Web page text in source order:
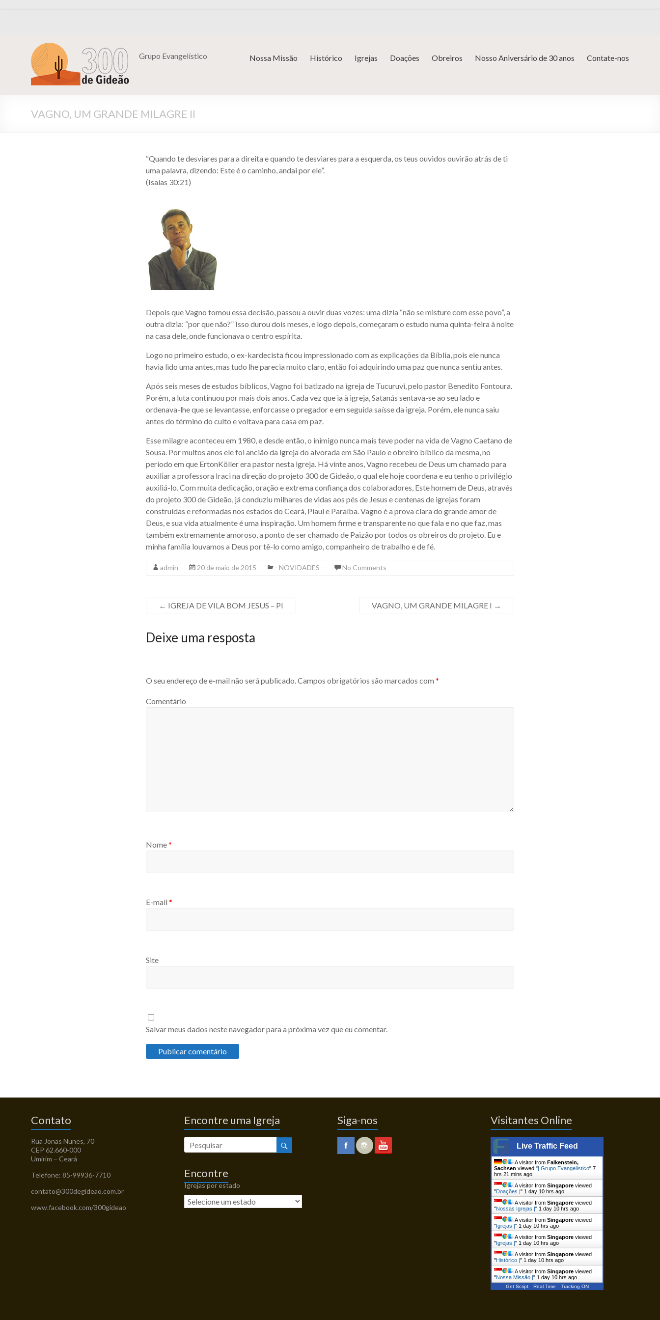
Grupo Evangelístico Nossa Missão Histórico Igrejas Doações Obreiros Nosso Aniversário de 30 anos Contate-nos
VAGNO, UM GRANDE MILAGRE II
“Quando te desviares para a direita e quando te desviares para a esquerda, os teus ouvidos ouvirão atrás de ti
uma palavra, dizendo: Este é o caminho, andai por ele”.
(Isaías 30:21)
Depois que Vagno tomou essa decisão, passou a ouvir duas vozes: uma dizia “não se misture com esse povo”, a
outra dizia: “por que não?” Isso durou dois meses, e logo depois, começaram o estudo numa quinta-feira à noite
na casa dele, onde funcionava o centro espírita.
Logo no primeiro estudo, o ex-kardecista ficou impressionado com as explicações da Bíblia, pois ele nunca
havia lido uma antes, mas tudo lhe parecia muito claro, então foi adquirindo uma paz que nunca sentiu antes.
Após seis meses de estudos bíblicos, Vagno foi batizado na igreja de Tucuruvi, pelo pastor Benedito Fontoura.
Porém, a luta continuou por mais dois anos. Cada vez que ia à igreja, Satanás sentava-se ao seu lado e
ordenava-lhe que se levantasse, enforcasse o pregador e em seguida saísse da igreja. Porém, ele nunca saiu
antes do término do culto e voltava para casa em paz.
Esse milagre aconteceu em 1980, e desde então, o inimigo nunca mais teve poder na vida de Vagno Caetano de
Sousa. Por muitos anos ele foi ancião da igreja do alvorada em São Paulo e obreiro bíblico da mesma, no
período em que ErtonKöller era pastor nesta igreja. Há vinte anos, Vagno recebeu de Deus um chamado para
auxiliar a professora Iraci na direção do projeto 300 de Gideão, o qual ele hoje coordena e eu tenho o privilégio
auxiliá-lo. Com muita dedicação, oração e extrema confiança dos colaboradores, Este homem de Deus, através
do projeto 300 de Gideão, já conduziu milhares de vidas aos pés de Jesus e centenas de igrejas foram
construídas e reformadas nos estados do Ceará, Piauí e Paraíba. Vagno é a prova clara do grande amor de
Deus, e sua vida atualmente é uma inspiração. Um homem firme e transparente no que fala e no que faz, mas
também extremamente amoroso, a ponto de ser chamado de Paizão por todos os obreiros do projeto. Eu e
minha família louvamos a Deus por tê-lo como amigo, companheiro de trabalho e de fé.
admin 20 de maio de 2015 - NOVIDADES - No Comments
← IGREJA DE VILA BOM JESUS – PI VAGNO, UM GRANDE MILAGRE I →
Deixe uma resposta
O seu endereço de e-mail não será publicado.Campos obrigatórios são marcados com *
Comentário
Nome*
E-mail *
Site
Salvar meus dados neste navegador para a próxima vez que eu comentar.
Contato
Rua Jonas Nunes, 70
CEP 62.660-000
Umirim – Ceará
Telefone: 85-99936-7710
contato@300degideao.com.br
www.facebook.com/300gideao
Encontre uma Igreja
Encontre
Igrejas por estado
Siga-nos Visitantes Online
Live Traffic Feed
A visitor from Falkenstein,
Sachsen viewed " | Grupo Evangelístico" 7
hrs 21 mins ago
A visitor from Singapore viewed
"Doações | " 1 day 10 hrs ago
A visitor from Singapore viewed
"Nossas Igrejas | " 1 day 10 hrs ago
A visitor from Singapore viewed
" Igrejas | " 1 day 10 hrs ago
A visitor from Singapore viewed
" Igrejas | " 1 day 10 hrs ago
A visitor from Singapore viewed
"Histórico | " 1 day 10 hrs ago
A visitor from Singapore viewed
"Nossa Missão | " 1 day 10 hrs ago
Get Script Real Time Tracking ON